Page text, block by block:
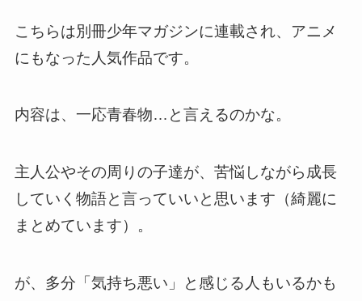
こちらは別冊少年マガジンに連載され、アニメ
にもなった人気作品です。
内容は、一応青春物…と言えるのかな。
主人公やその周りの子達が、苦悩しながら成長
していく物語と言っていいと思います（綺麗に
まとめています）。
が、多分「気持ち悪い」と感じる人もいるかも